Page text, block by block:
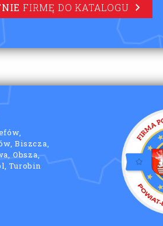
FIRMĘ DO KATALOGU
Biszcza,
Obsza,
Turobin